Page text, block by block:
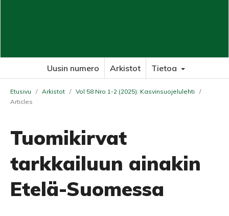
Uusin numero Arkistot Tietoa
Etusivu / Arkistot / Vol 58 Nro 1-2 (2025): Kasvinsuojelulehti
/
Articles
Tuomikirvat
tarkkailuun ainakin
Etelä-Suomessa